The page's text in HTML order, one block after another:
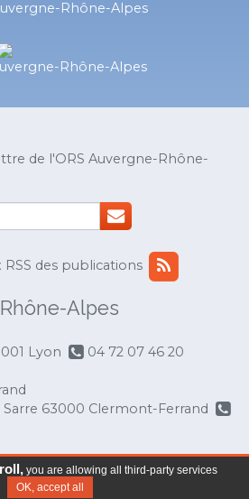
Rhône-Alpes
Rhône-Alpes
de l'ORS Auvergne-Rhône-
des publications
Alpes
Lyon
04 72 07 46 20
63000 Clermont-Ferrand
Auvergne-Rhône-Alpes-
you are allowing all third-party services
OK, accept all